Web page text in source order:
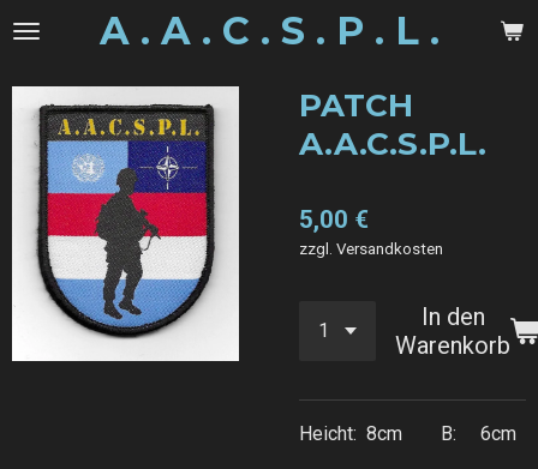
Zum
springen
A . A . C . S . P . L .
PATCH
A.A.C.S.P.L.
5,00 €
zzgl. Versandkosten
In den
Warenkorb
Heicht: 8cm B: 6cm